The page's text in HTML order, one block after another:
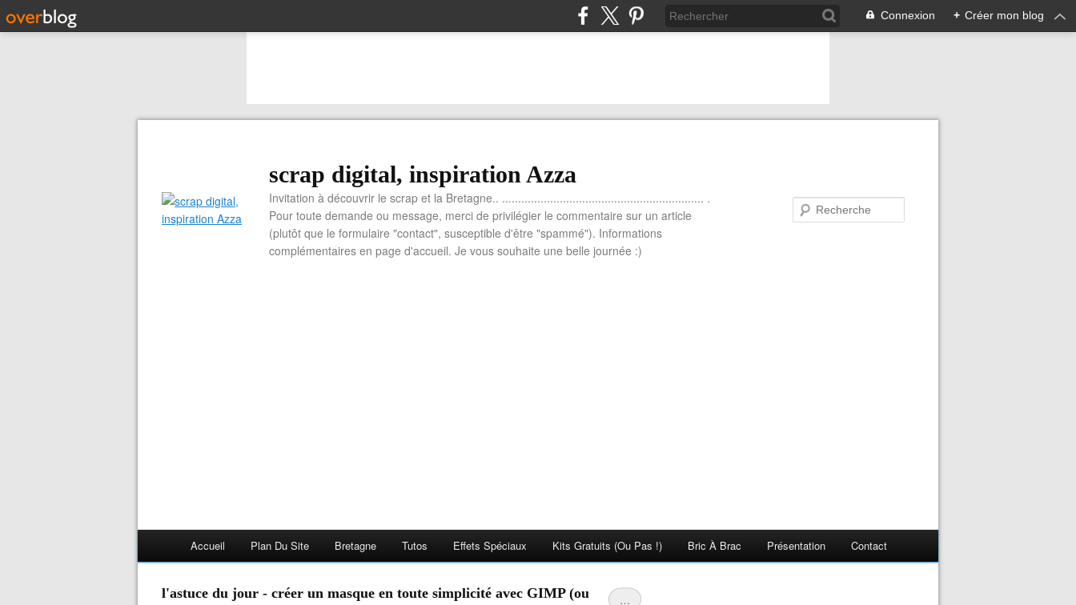
Connexion + Créer mon blog
scrap digital, inspiration Azza
Invitation à découvrir le scrap et la Bretagne.. ............................................................... .
Pour toute demande ou message, merci de privilégier le commentaire sur un article
(plutôt que le formulaire "contact", susceptible d'être "spammé"). Informations
complémentaires en page d'accueil. Je vous souhaite une belle journée :)
Accueil Plan Du Site Bretagne Tutos Effets Spéciaux Kits Gratuits (ou Pas !) Bric À Brac Présentation Contact
…
l'astuce du jour - créer un masque en toute simplicité avec GIMP (ou